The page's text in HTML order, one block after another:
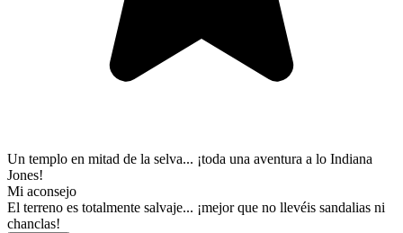
Un templo en mitad de la selva... ¡toda una aventura a lo Indiana
Jones!
Mi aconsejo
El terreno es totalmente salvaje... ¡mejor que no llevéis sandalias ni
chanclas!